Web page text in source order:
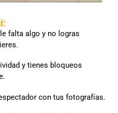
falta algo y no logras
y tienes bloqueos
con tus fotografías.